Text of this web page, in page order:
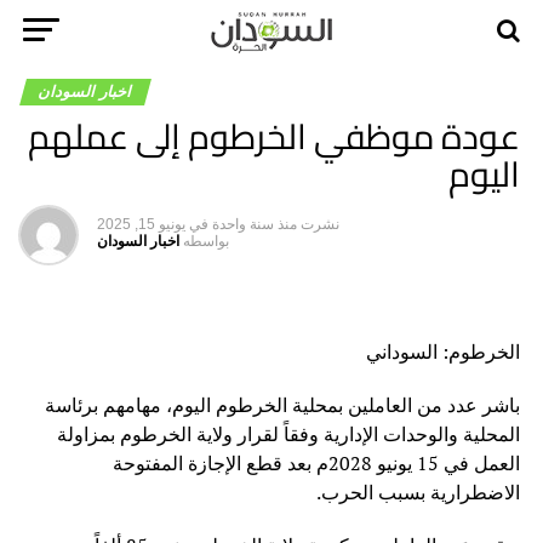
اخبار السودان
عودة موظفي الخرطوم إلى عملهم
اليوم
نشرت منذ سنة واحدة في يونيو 15, 2025
بواسطه اخبار السودان
الخرطوم: السوداني
باشر عدد من العاملين بمحلية الخرطوم اليوم، مهامهم برئاسة
المحلية والوحدات الإدارية وفقاً لقرار ولاية الخرطوم بمزاولة
العمل في 15 يونيو 2028م بعد قطع الإجازة المفتوحة
الاضطرارية بسبب الحرب.